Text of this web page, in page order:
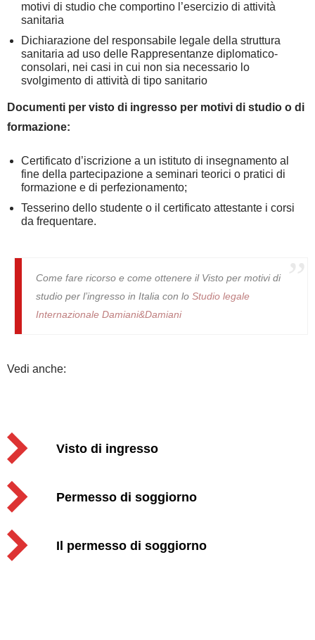
motivi di studio che comportino l’esercizio di attività
sanitaria
Dichiarazione del responsabile legale della struttura
sanitaria ad uso delle Rappresentanze diplomatico-
consolari, nei casi in cui non sia necessario lo
svolgimento di attività di tipo sanitario
Documenti per visto di ingresso per motivi di studio o di
formazione:
Certificato d’iscrizione a un istituto di insegnamento al
fine della partecipazione a seminari teorici o pratici di
formazione e di perfezionamento;
Tesserino dello studente o il certificato attestante i corsi
da frequentare.
Come fare ricorso e come ottenere il Visto per motivi di
studio per l’ingresso in Italia con lo Studio legale
Internazionale Damiani&Damiani
Vedi anche:
Visto di ingresso
Permesso di soggiorno
Il permesso di soggiorno